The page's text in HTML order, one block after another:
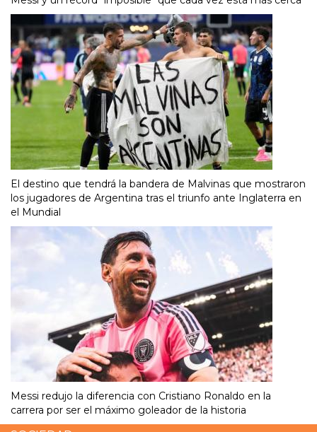
El destino que tendrá la bandera de Malvinas que mostraron
los jugadores de Argentina tras el triunfo ante Inglaterra en
el Mundial
Messi redujo la diferencia con Cristiano Ronaldo en la
carrera por ser el máximo goleador de la historia